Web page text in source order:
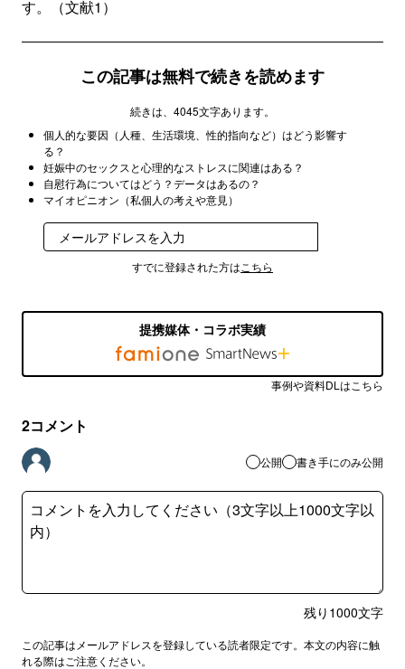
す。（文献1）
この記事は無料で続きを読めます
続きは、4045文字あります。
個人的な要因（人種、生活環境、性的指向など）はどう影響す
る？
妊娠中のセックスと心理的なストレスに関連はある？
自慰行為についてはどう？データはあるの？
マイオピニオン（私個人の考えや意見）
すでに登録された方は こちら
提携媒体・コラボ実績
事例や資料DLはこちら
2コメント
公開 書き手にのみ公開
残り 1000文字
この記事はメールアドレスを登録している読者限定です。本文の内容に触
れる際はご注意ください。